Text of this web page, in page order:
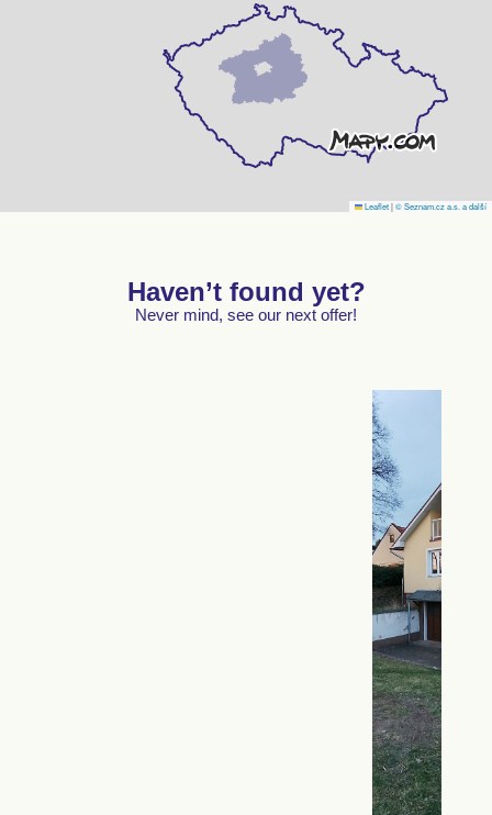
Leaflet|© Seznam.cz a.s. a další
Haven’t found yet?
Never mind, see our next offer!